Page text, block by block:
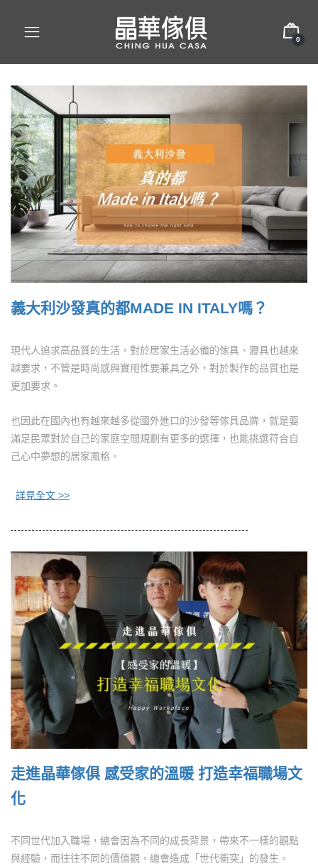
0
義大利沙發真的都MADE IN ITALY嗎？
現代人追求高品質的生活，對於居家生活必備的傢具、寢具也越來
越要求，不管是時尚感與實用性要兼具之外，對於製作的品質也是
更加要求。
也因此在國內也有越來越多從國外進口的沙發等傢具品牌，就是要
滿足民眾對於自己的家庭空間規劃有更多的選擇，也能挑選符合自
己心中夢想的居家風格。
詳見全文 >>
走進晶華傢俱 感受家的溫暖 打造幸福職場文
化
不同世代加入職場，總會因為不同的成長背景，帶來不一樣的觀點
與經驗，而往往不同的價值觀，總會造成「世代衝突」的發生。